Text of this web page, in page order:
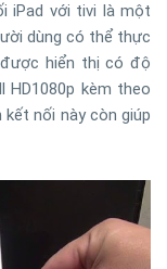
iPad với tivi là một
dùng có thể thực
được hiển thị có độ
HD1080p kèm theo
nối này còn giúp